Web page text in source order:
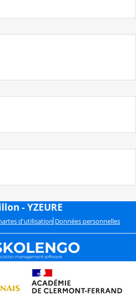
- YZEURE
d'utilisation Données personnelles